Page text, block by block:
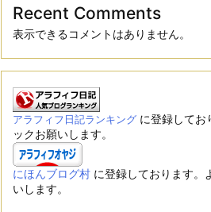
Recent Comments
表示できるコメントはありません。
アラフィフ日記ランキング に登録してお
ックお願いします。
にほんブログ村 に登録しております。
いします。